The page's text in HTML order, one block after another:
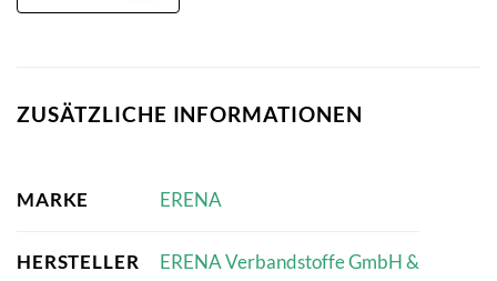
ZUSÄTZLICHE INFORMATIONEN
MARKE ERENA
HERSTELLER ERENA Verbandstoffe GmbH &